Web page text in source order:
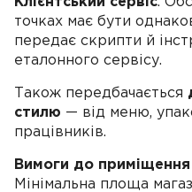
точках має бути
передає скрипти й
еталонного сервісу.
Також передбачається
стилю — від меню,
працівників.
Вимоги до приміщення
Мінімальна площа